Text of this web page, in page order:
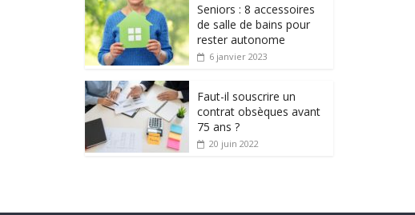
Seniors : 8 accessoires
de salle de bains pour
rester autonome
6 janvier 2023
Faut-il souscrire un
contrat obsèques avant
75 ans ?
20 juin 2022